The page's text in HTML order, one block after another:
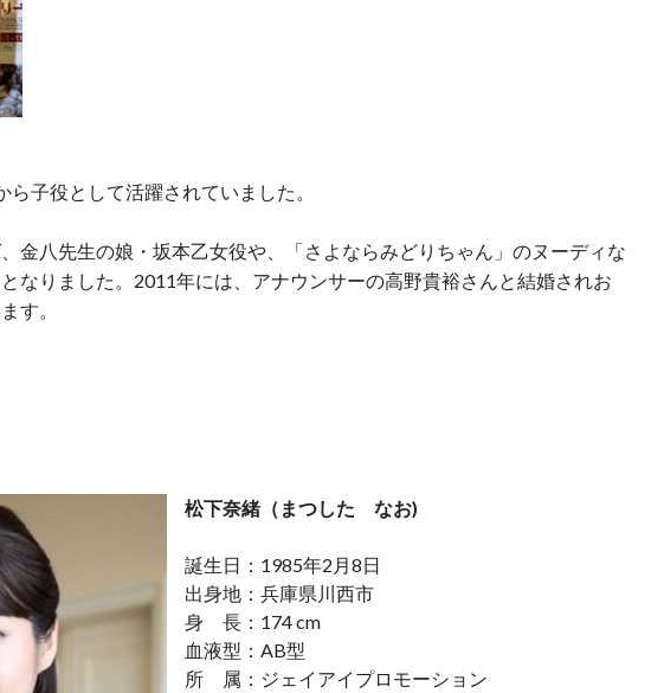
ら子役として活躍されていました。
金八先生の娘・坂本乙女役や、「さよならみどりちゃん」のヌーディな
なりました。2011年には、アナウンサーの高野貴裕さんと結婚されお
す。
松下奈緒（まつした なお)
誕生日：1985年2月8日
出身地：兵庫県川西市
身 長：174 cm
血液型：AB型
所 属：ジェイアイプロモーション